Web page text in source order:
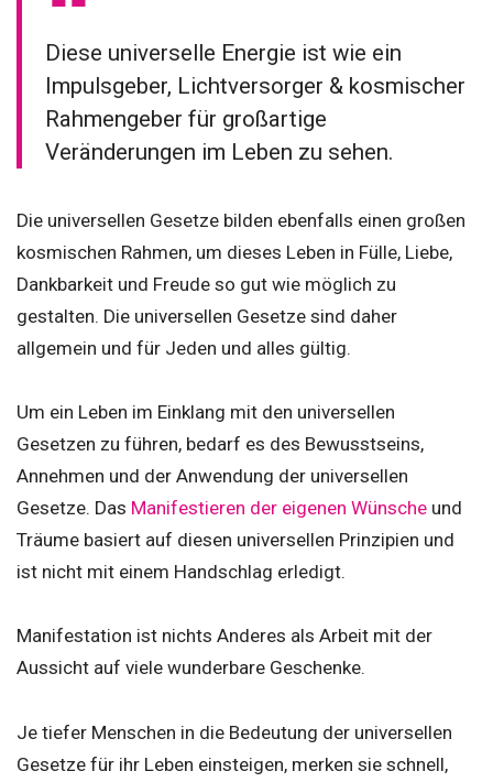
Diese universelle Energie ist wie ein
Impulsgeber, Lichtversorger & kosmischer
Rahmengeber für großartige
Veränderungen im Leben zu sehen.
Die universellen Gesetze bilden ebenfalls einen großen
kosmischen Rahmen, um dieses Leben in Fülle, Liebe,
Dankbarkeit und Freude so gut wie möglich zu
gestalten. Die universellen Gesetze sind daher
allgemein und für Jeden und alles gültig.
Um ein Leben im Einklang mit den universellen
Gesetzen zu führen, bedarf es des Bewusstseins,
Annehmen und der Anwendung der universellen
Gesetze. Das Manifestieren der eigenen Wünsche und
Träume basiert auf diesen universellen Prinzipien und
ist nicht mit einem Handschlag erledigt.
Manifestation ist nichts Anderes als Arbeit mit der
Aussicht auf viele wunderbare Geschenke.
Je tiefer Menschen in die Bedeutung der universellen
Gesetze für ihr Leben einsteigen, merken sie schnell,